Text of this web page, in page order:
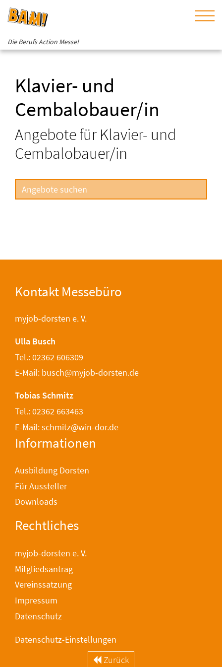
Die Berufs Action Messe!
Klavier- und
Cembalobauer/in
Angebote für Klavier- und
Cembalobauer/in
Zurück
Kontakt Messebüro
myjob-dorsten e. V.
Ulla Busch
Tel.: 02362 606309
E-Mail: busch@myjob-dorsten.de
Tobias Schmitz
Tel.: 02362 663463
E-Mail: schmitz@win-dor.de
Informationen
Ausbildung Dorsten
Für Aussteller
Downloads
Rechtliches
myjob-dorsten e. V.
Mitgliedsantrag
Vereinssatzung
Impressum
Datenschutz
Datenschutz-Einstellungen